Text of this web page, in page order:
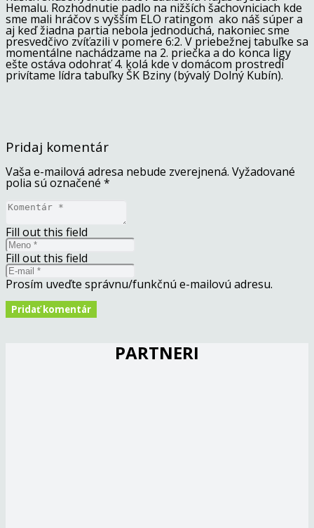
Hemalu. Rozhodnutie padlo na nižších šachovniciach kde
sme mali hráčov s vyšším ELO ratingom ako náš súper a
aj keď žiadna partia nebola jednoduchá, nakoniec sme
presvedčivo zvíťazili v pomere 6:2. V priebežnej tabuľke sa
momentálne nachádzame na 2. priečka a do konca ligy
ešte ostáva odohrať 4. kolá kde v domácom prostredí
privítame lídra tabuľky ŠK Bziny (bývalý Dolný Kubín).
Pridaj komentár
Vaša e-mailová adresa nebude zverejnená. Vyžadované
polia sú označené *
Fill out this field
Fill out this field
Prosím uveďte správnu/funkčnú e-mailovú adresu.
Pridať komentár
PARTNERI